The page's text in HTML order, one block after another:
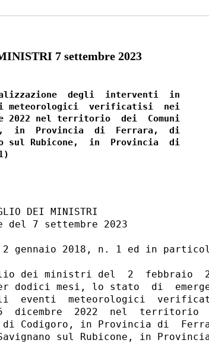
7 settembre 2023
degli  interventi  in
meteorologici  verificatisi  nei
2022 nel territorio  dei  Comuni
in  Provincia  di  Ferrara,  di
sul Rubicone,  in  Provincia  di
DEI MINISTRI
del 7 settembre 2023
gennaio 2018, n. 1 ed in
dei ministri del  2  febbraio
dodici mesi, lo stato  di
eventi  meteorologici
dicembre  2022  nel  territorio
di Codigoro, in Provincia di
sul Rubicone, in